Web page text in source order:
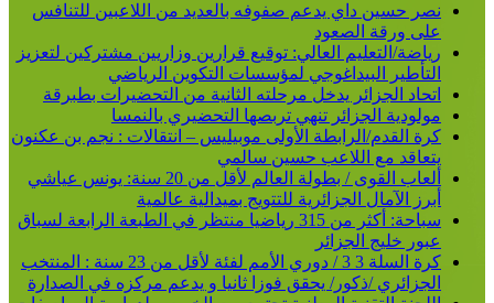
نصر حسين داي يدعم صفوفه بالعديد من اللاعبين للتنافس
على ورقة الصعود
رياضة/التعليم العالي: توقيع قرارين وزاريين مشتركين لتعزيز
التأطير البيداغوجي لمؤسسات التكوين الرياضي
اتحاد الجزائر يدخل مرحلته الثانية من التحضيرات بطبرقة
مولودية الجزائر تنهي تربصها التحضيري بالنمسا
كرة القدم/الرابطة الأولى موبيليس – انتقالات : نجم بن عكنون
يتعاقد مع اللاعب حسين سالمي
ألعاب القوى / بطولة العالم لأقل من 20 سنة: يونس عياشي
أبرز الآمال الجزائرية للتتويج بميدالية عالمية
سباحة: أكثر من 315 رياضيا منتظر في الطبعة الرابعة لسباق
عبور خليج الجزائر
كرة السلة 3 3 / دوري الأمم لفئة لأقل من 23 سنة : المنتخب
الجزائري /ذكور/ يحقق فوزا ثانيا و يدعم مركزه في الصدارة